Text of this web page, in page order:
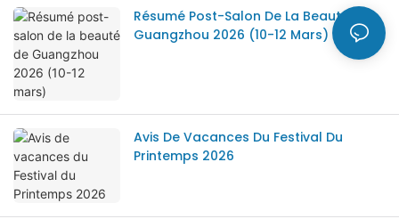
Résumé Post-Salon De La Beauté De
Guangzhou 2026 (10-12 Mars)
Avis De Vacances Du Festival Du
Printemps 2026